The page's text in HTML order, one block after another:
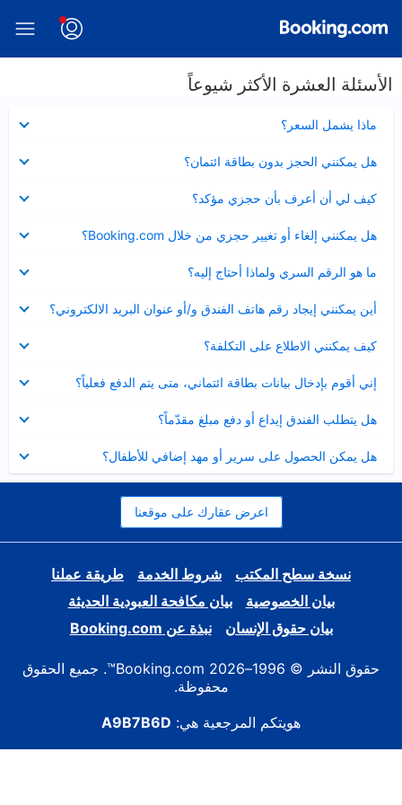
الأسئلة العشرة الأكثر شيوعاً
ماذا يشمل السعر؟
مصغر
هل يمكنني الحجز بدون بطاقة ائتمان؟
مصغر
كيف لي أن أعرف بأن حجزي مؤكد؟
مصغر
هل يمكنني إلغاء أو تغيير حجزي من خلال Booking.com؟
مصغر
ما هو الرقم السري ولماذا أحتاج إليه؟
مصغر
أين يمكنني إيجاد رقم هاتف الفندق و/أو عنوان البريد الالكتروني؟
عرض
مصغر
كيف يمكنني الاطلاع على التكلفة؟
مصغر
إني أقوم بإدخال بيانات بطاقة ائتماني، متى يتم الدفع فعلياً؟
مصغر
هل يتطلب الفندق إيداع أو دفع مبلغ مقدّماً؟
مصغر
هل يمكن الحصول على سرير أو مهد إضافي للأطفال؟
مصغر
اعرض عقارك على موقعنا
نسخة سطح المكتب شروط الخدمة
طريقة عملنا
بيان الخصوصية
بيان مكافحة العبودية الحديثة
بيان حقوق الإنسان
نبذة عن Booking.com
حقوق النشر © 1996–2026 Booking.com™. جميع الحقوق
محفوظة.
هويتكم المرجعية هي: A9B7B6D